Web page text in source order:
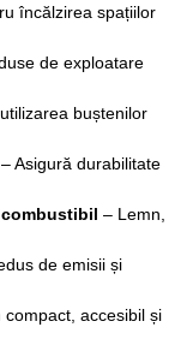
încălzirea spațiilor
de exploatare
buștenilor
– Asigură durabilitate
– Lemn,
de emisii și
compact, accesibil și